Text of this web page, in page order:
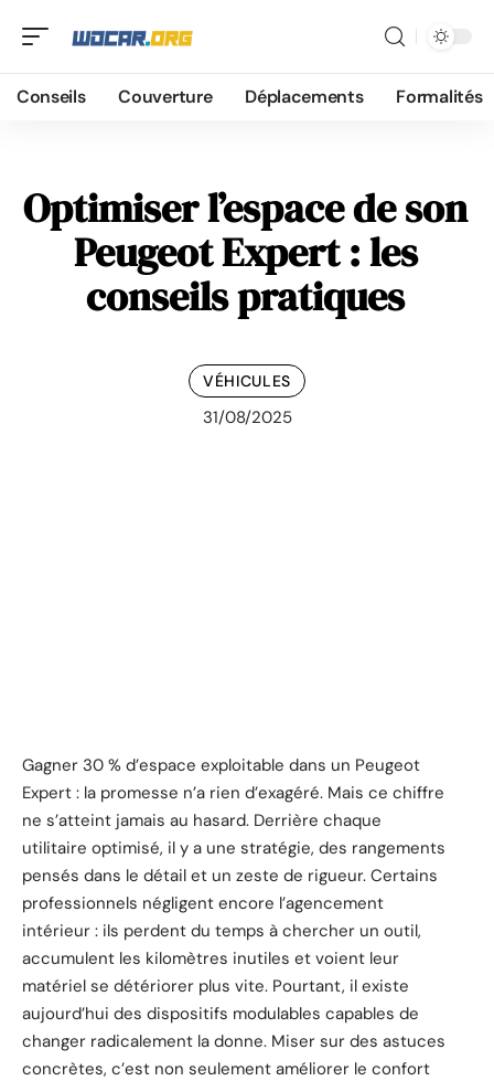
Conseils Couverture Déplacements Formalités
Optimiser l’espace de son
Peugeot Expert : les
conseils pratiques
VÉHICULES
31/08/2025
Gagner 30 % d’espace exploitable dans un Peugeot
Expert : la promesse n’a rien d’exagéré. Mais ce chiffre
ne s’atteint jamais au hasard. Derrière chaque
utilitaire optimisé, il y a une stratégie, des rangements
pensés dans le détail et un zeste de rigueur. Certains
professionnels négligent encore l’agencement
intérieur : ils perdent du temps à chercher un outil,
accumulent les kilomètres inutiles et voient leur
matériel se détériorer plus vite. Pourtant, il existe
aujourd’hui des dispositifs modulables capables de
changer radicalement la donne. Miser sur des astuces
concrètes, c’est non seulement améliorer le confort